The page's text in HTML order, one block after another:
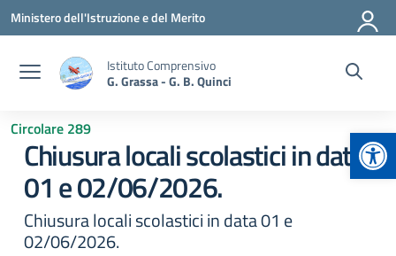
Vai ai contenuti
Vai al menu di navigazione
Vai al footer
Ministero dell'Istruzione e del Merito
Istituto Comprensivo
G. Grassa - G. B. Quinci
Circolare 289
Chiusura locali scolastici in data
01 e 02/06/2026.
Chiusura locali scolastici in data 01 e
02/06/2026.